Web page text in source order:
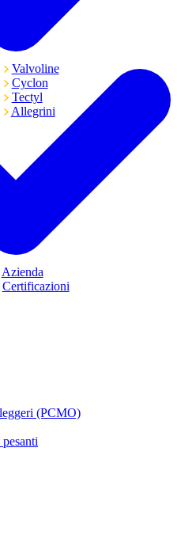
Valvoline
Cyclon
Tectyl
Allegrini
Azienda
Certificazioni
(PCMO)